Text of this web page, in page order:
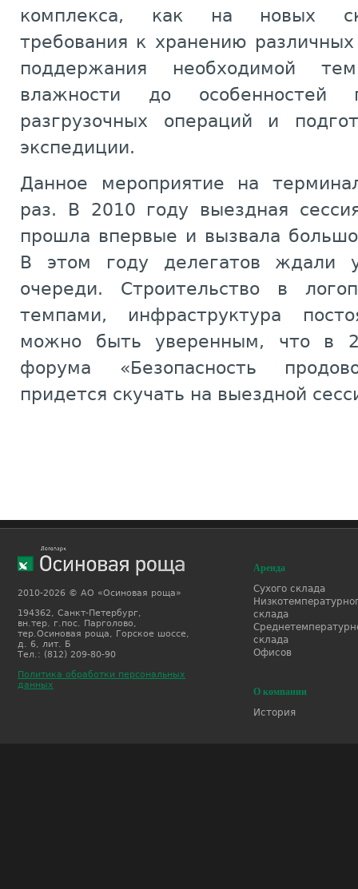
комплекса, как на новых
требования к хранению
поддержания необходимой
влажности до особенностей
разгрузочных операций и
экспедиции.
Данное мероприятие на
раз. В 2010 году выездная
прошла впервые и вызвала
В этом году делегатов ждали
очереди. Строительство в
темпами, инфраструктура
можно быть уверенным, что в
форума «Безопасность
придется скучать на выездной
2010-2026 © АО «Осиновая роща»
194362, Санкт-Петербург,
вн.тер. г.пос. Парголово,
тер.Осиновая роща, Горское шоссе,
д. 6, лит. Б
Тел.: (812) 209-80-90
Политика обработки персональных
данных
Аренда
Сухого склада
склада
склада
Офисов
О компании
История